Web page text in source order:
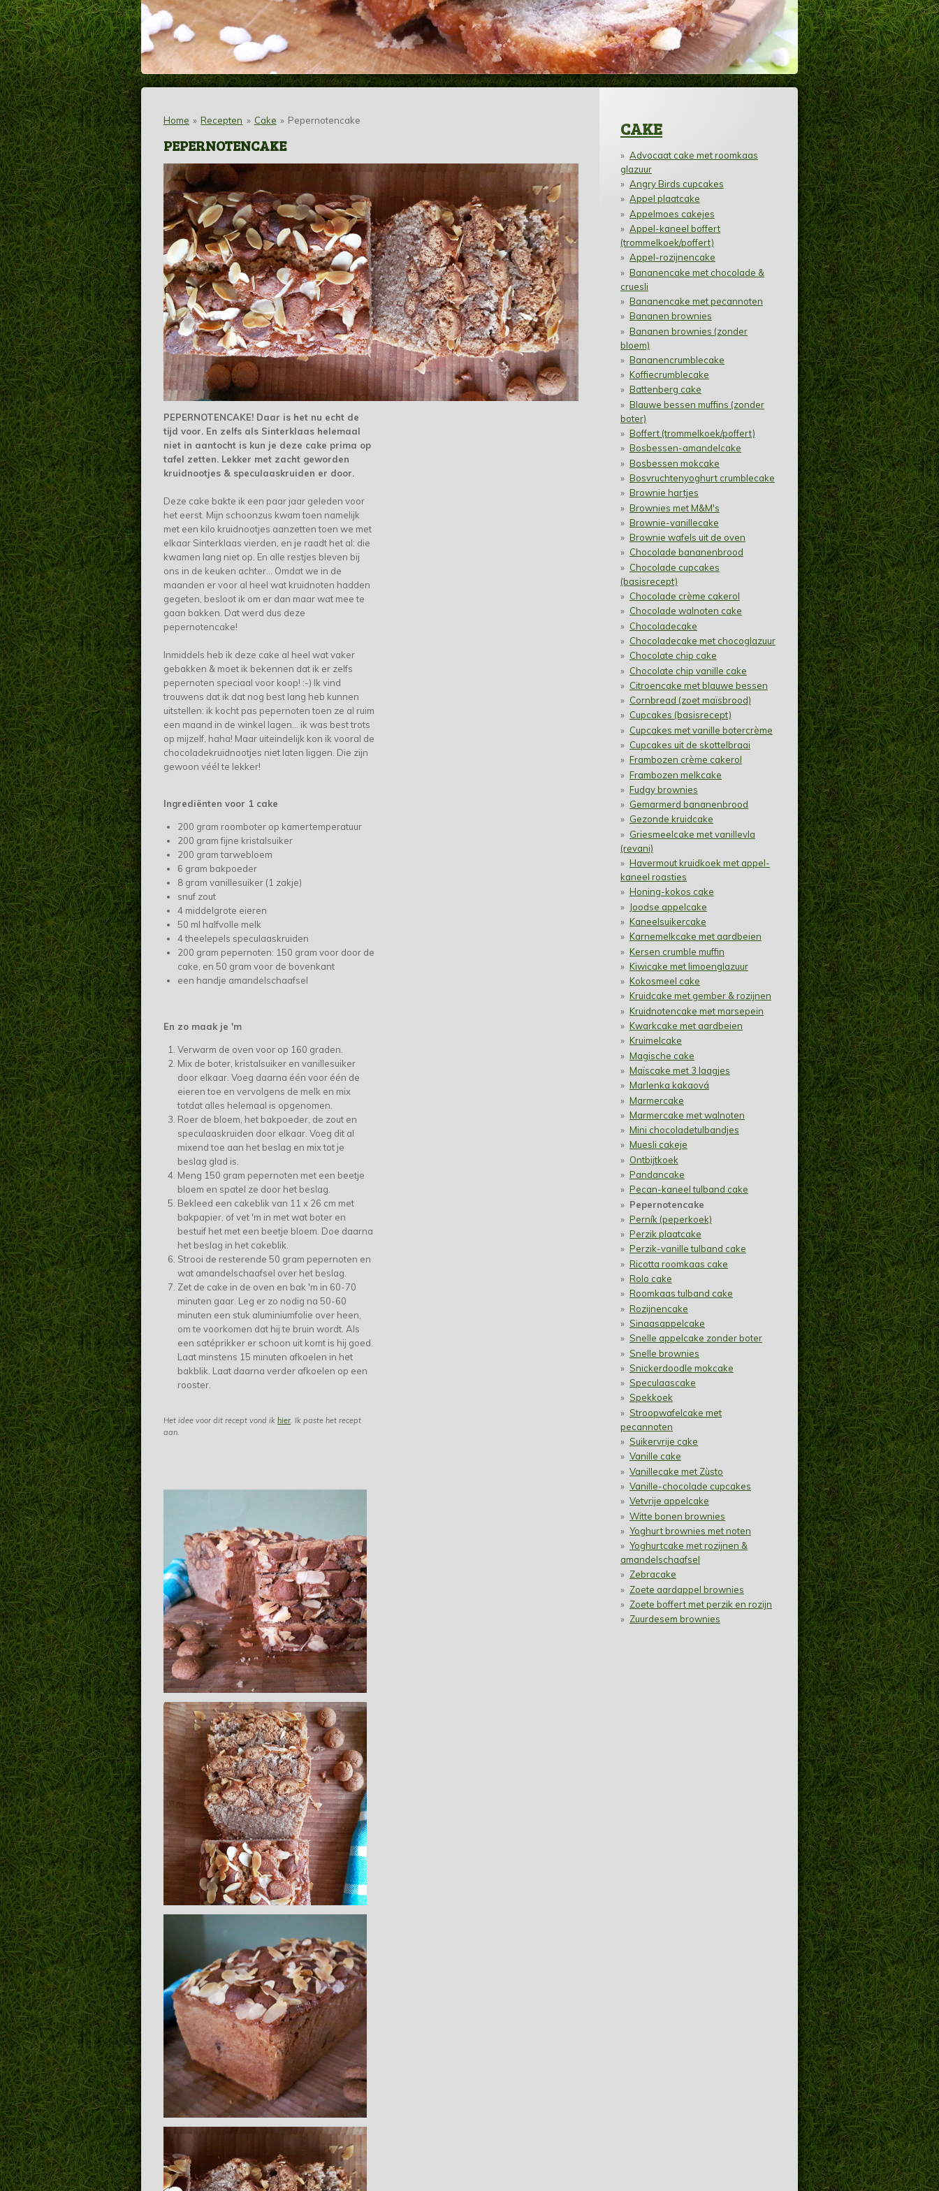
Home » Recepten » Cake » Pepernotencake
PEPERNOTENCAKE
PEPERNOTENCAKE! Daar is het nu echt de
tijd voor. En zelfs als Sinterklaas helemaal
niet in aantocht is kun je deze cake prima op
tafel zetten. Lekker met zacht geworden
kruidnootjes & speculaaskruiden er door.
Deze cake bakte ik een paar jaar geleden voor
het eerst. Mijn schoonzus kwam toen namelijk
met een kilo kruidnootjes aanzetten toen we met
elkaar Sinterklaas vierden, en je raadt het al: die
kwamen lang niet op. En alle restjes bleven bij
ons in de keuken achter... Omdat we in de
maanden er voor al heel wat kruidnoten hadden
gegeten, besloot ik om er dan maar wat mee te
gaan bakken. Dat werd dus deze
pepernotencake!
Inmiddels heb ik deze cake al heel wat vaker
gebakken & moet ik bekennen dat ik er zelfs
pepernoten speciaal voor koop! :-) Ik vind
trouwens dat ik dat nog best lang heb kunnen
uitstellen: ik kocht pas pepernoten toen ze al ruim
een maand in de winkel lagen... ik was best trots
op mijzelf, haha! Maar uiteindelijk kon ik vooral de
chocoladekruidnootjes niet laten liggen. Die zijn
gewoon véél te lekker!
Ingrediënten voor 1 cake
200 gram roomboter op kamertemperatuur
200 gram fijne kristalsuiker
200 gram tarwebloem
6 gram bakpoeder
8 gram vanillesuiker (1 zakje)
snuf zout
4 middelgrote eieren
50 ml halfvolle melk
4 theelepels speculaaskruiden
200 gram pepernoten: 150 gram voor door de
cake, en 50 gram voor de bovenkant
een handje amandelschaafsel
En zo maak je 'm
Verwarm de oven voor op 160 graden.
Mix de boter, kristalsuiker en vanillesuiker
door elkaar. Voeg daarna één voor één de
eieren toe en vervolgens de melk en mix
totdat alles helemaal is opgenomen.
Roer de bloem, het bakpoeder, de zout en
speculaaskruiden door elkaar. Voeg dit al
mixend toe aan het beslag en mix tot je
beslag glad is.
Meng 150 gram pepernoten met een beetje
bloem en spatel ze door het beslag.
Bekleed een cakeblik van 11 x 26 cm met
bakpapier, of vet 'm in met wat boter en
bestuif het met een beetje bloem. Doe daarna
het beslag in het cakeblik.
Strooi de resterende 50 gram pepernoten en
wat amandelschaafsel over het beslag.
Zet de cake in de oven en bak 'm in 60-70
minuten gaar. Leg er zo nodig na 50-60
minuten een stuk aluminiumfolie over heen,
om te voorkomen dat hij te bruin wordt. Als
een satéprikker er schoon uit komt is hij goed.
Laat minstens 15 minuten afkoelen in het
bakblik. Laat daarna verder afkoelen op een
rooster.
Het idee voor dit recept vond ik hier. Ik paste het recept
aan.
CAKE
Advocaat cake met roomkaas
glazuur
Angry Birds cupcakes
Appel plaatcake
Appelmoes cakejes
Appel-kaneel boffert
(trommelkoek/poffert)
Appel-rozijnencake
Bananencake met chocolade &
cruesli
Bananencake met pecannoten
Bananen brownies
Bananen brownies (zonder
bloem)
Bananencrumblecake
Koffiecrumblecake
Battenberg cake
Blauwe bessen muffins (zonder
boter)
Boffert (trommelkoek/poffert)
Bosbessen-amandelcake
Bosbessen mokcake
Bosvruchtenyoghurt crumblecake
Brownie hartjes
Brownies met M&M's
Brownie-vanillecake
Brownie wafels uit de oven
Chocolade bananenbrood
Chocolade cupcakes
(basisrecept)
Chocolade crème cakerol
Chocolade walnoten cake
Chocoladecake
Chocoladecake met chocoglazuur
Chocolate chip cake
Chocolate chip vanille cake
Citroencake met blauwe bessen
Cornbread (zoet maïsbrood)
Cupcakes (basisrecept)
Cupcakes met vanille botercrème
Cupcakes uit de skottelbraai
Frambozen crème cakerol
Frambozen melkcake
Fudgy brownies
Gemarmerd bananenbrood
Gezonde kruidcake
Griesmeelcake met vanillevla
(revani)
Havermout kruidkoek met appel-
kaneel roasties
Honing-kokos cake
Joodse appelcake
Kaneelsuikercake
Karnemelkcake met aardbeien
Kersen crumble muffin
Kiwicake met limoenglazuur
Kokosmeel cake
Kruidcake met gember & rozijnen
Kruidnotencake met marsepein
Kwarkcake met aardbeien
Kruimelcake
Magische cake
Maïscake met 3 laagjes
Marlenka kakaová
Marmercake
Marmercake met walnoten
Mini chocoladetulbandjes
Muesli cakeje
Ontbijtkoek
Pandancake
Pecan-kaneel tulband cake
Pepernotencake
Perník (peperkoek)
Perzik plaatcake
Perzik-vanille tulband cake
Ricotta roomkaas cake
Rolo cake
Roomkaas tulband cake
Rozijnencake
Sinaasappelcake
Snelle appelcake zonder boter
Snelle brownies
Snickerdoodle mokcake
Speculaascake
Spekkoek
Stroopwafelcake met
pecannoten
Suikervrije cake
Vanille cake
Vanillecake met Zùsto
Vanille-chocolade cupcakes
Vetvrije appelcake
Witte bonen brownies
Yoghurt brownies met noten
Yoghurtcake met rozijnen &
amandelschaafsel
Zebracake
Zoete aardappel brownies
Zoete boffert met perzik en rozijn
Zuurdesem brownies